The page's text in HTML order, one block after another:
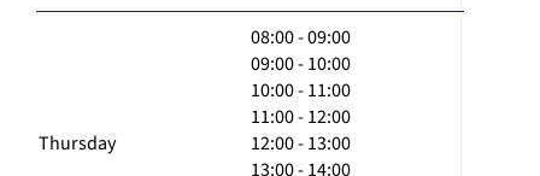
Thursday
08:00 - 09:00
09:00 - 10:00
10:00 - 11:00
11:00 - 12:00
12:00 - 13:00
13:00 - 14:00